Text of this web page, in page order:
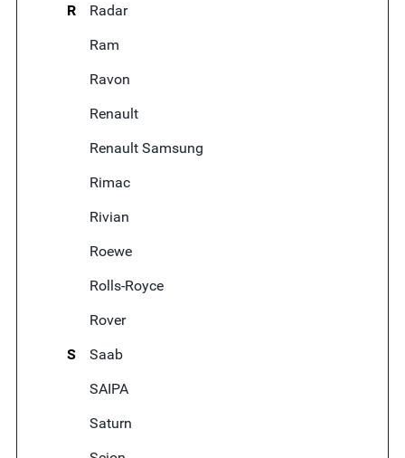
R
Radar
Ram
Ravon
Renault
Renault Samsung
Rimac
Rivian
Roewe
Rolls-Royce
Rover
S
Saab
SAIPA
Saturn